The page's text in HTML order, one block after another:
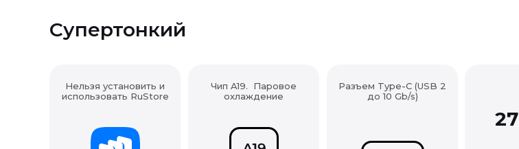
Супертонкий
Разъем Type-C (USB 2
до 10 Gb/s)
Нельзя установить и
использовать RuStore
Чип A19. Паровое
охлаждение
27